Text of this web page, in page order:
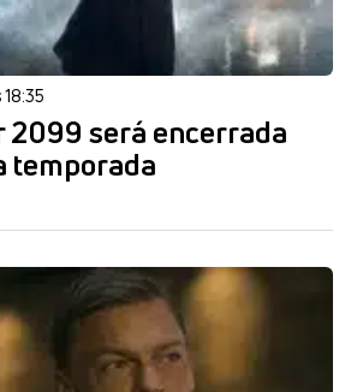
2099 será encerrada
temporada